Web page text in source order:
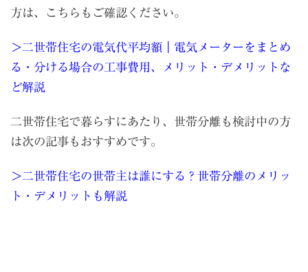
方は、こちらもご確認ください。
＞二世帯住宅の電気代平均額｜電気メーターをまとめ
る・分ける場合の工事費用、メリット・デメリットな
ど解説
二世帯住宅で暮らすにあたり、世帯分離も検討中の方
は次の記事もおすすめです。
＞二世帯住宅の世帯主は誰にする？世帯分離のメリッ
ト・デメリットも解説